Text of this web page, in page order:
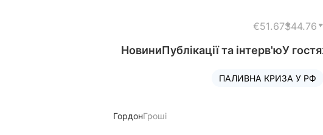
€51.67$44.76
НовиниПублікації та інтерв'юУ
ПАЛИВНА КРИЗА У РФ
ГордонГроші